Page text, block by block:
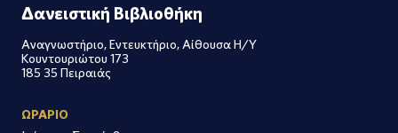
Δανειστική Βιβλιοθήκη
Αναγνωστήριο, Εντευκτήριο, Αίθουσα Η/Υ
Κουντουριώτου 173
185 35 Πειραιάς
ΩΡΑΡΙΟ